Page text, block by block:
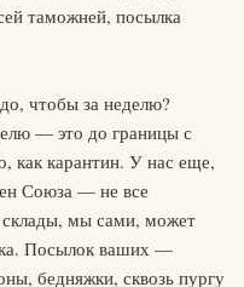
таможней, посылка
чтобы за неделю?
— это до границы с
как карантин. У нас еще,
Союза — не все
мы сами, может
Посылок ваших —
бедняжки, сквозь пургу